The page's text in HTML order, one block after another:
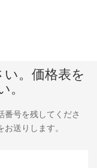
。価格表を
。
番号を残してくださ
送りします。